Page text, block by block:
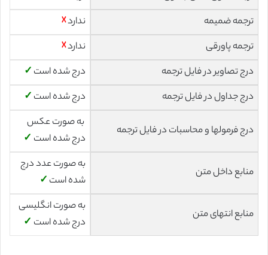
ترجمه ضمیمه
ندارد☓
ترجمه پاورقی
ندارد☓
درج تصاویر در فایل ترجمه
درج شده است ✓
درج جداول در فایل ترجمه
درج شده است ✓
درج فرمولها و محاسبات در فایل ترجمه
به صورت عکس
درج شده است ✓
منابع داخل متن
به صورت عدد درج
شده است ✓
منابع انتهای متن
به صورت انگلیسی
درج شده است ✓